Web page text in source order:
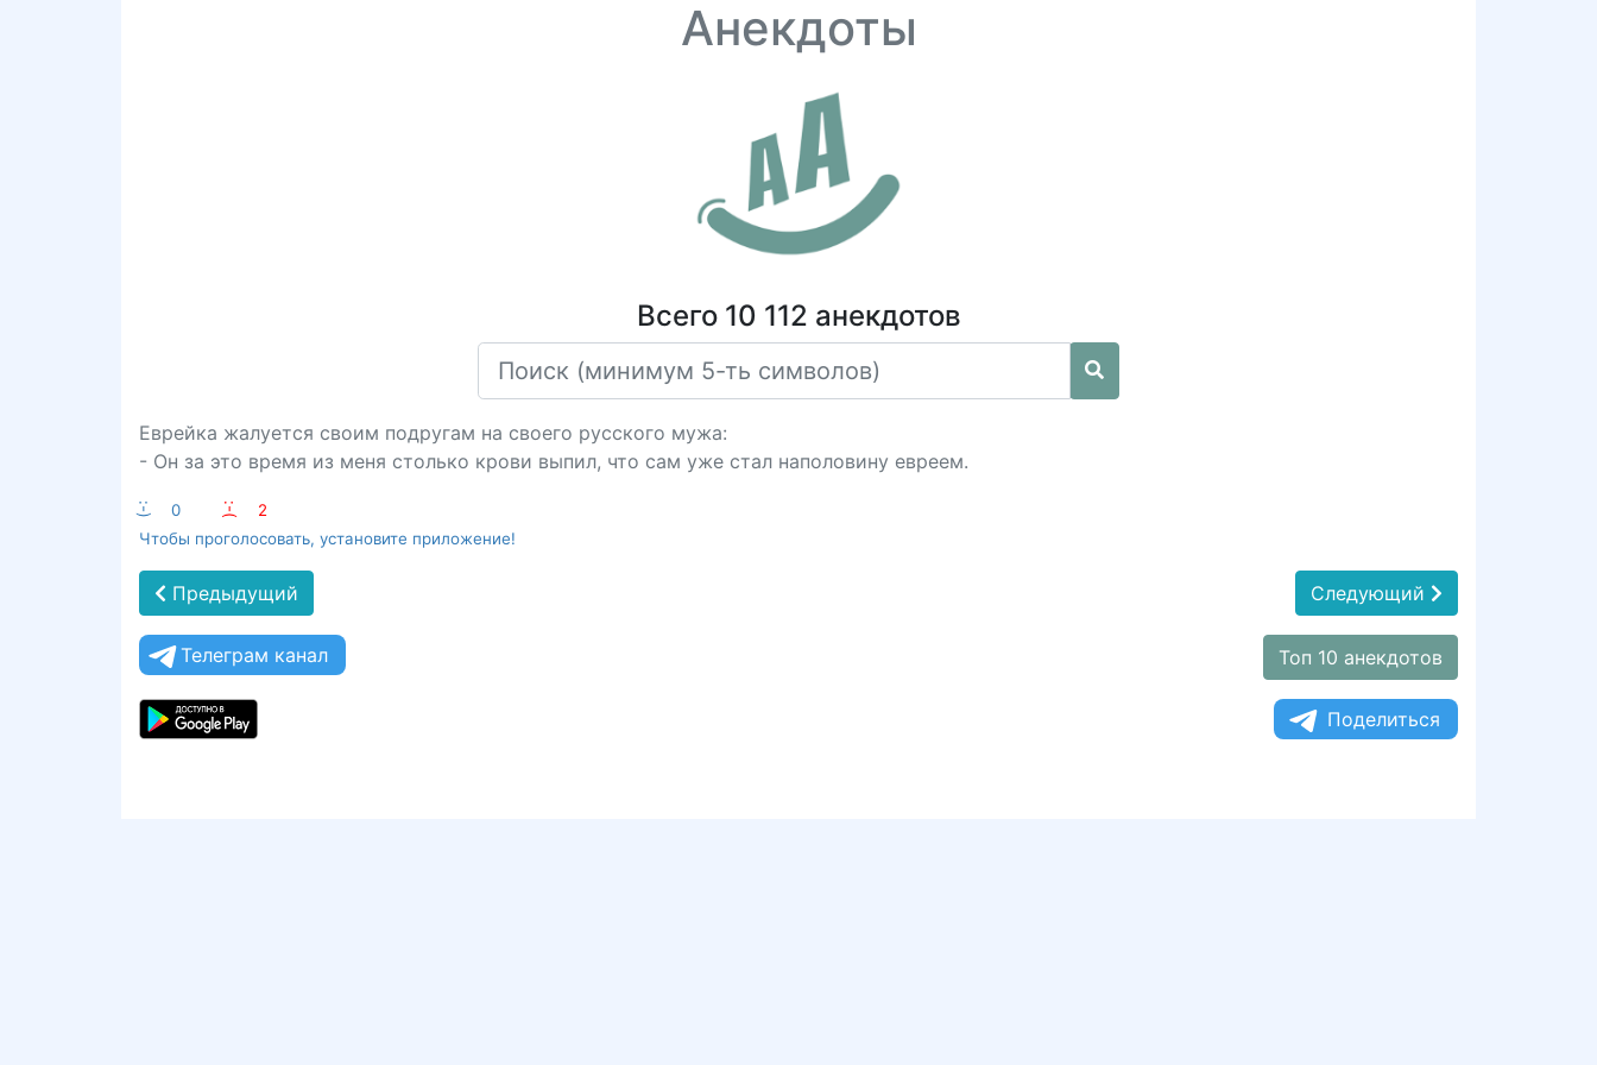
Анекдоты
Всего 10 112 анекдотов
Еврейка жалуется своим подругам на своего русского мужа:
- Он за это время из меня столько крови выпил, что сам уже стал наполовину евреем.
:-) 0 :-(
2
Чтобы проголосовать, установите приложение!
Предыдущий Следующий
Телеграм канал Топ 10 анекдотов
Поделиться